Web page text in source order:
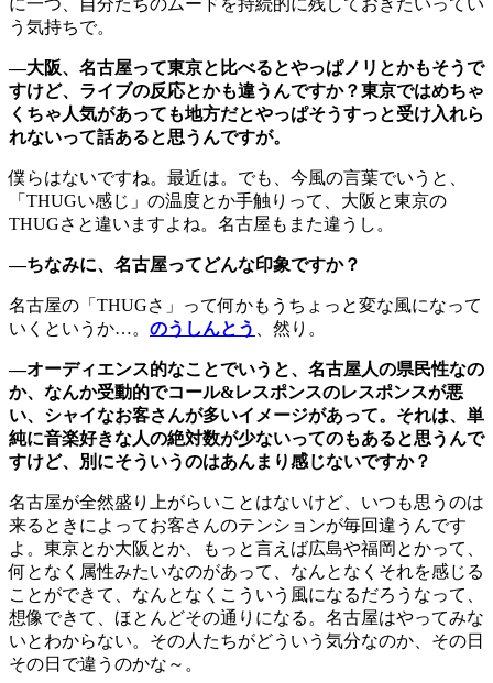
に一つ、自分たちのムードを持続的に残しておきたいってい
う気持ちで。
―大阪、名古屋って東京と比べるとやっぱノリとかもそうで
すけど、ライブの反応とかも違うんですか？東京ではめちゃ
くちゃ人気があっても地方だとやっぱそうすっと受け入れら
れないって話あると思うんですが。
僕らはないですね。最近は。でも、今風の言葉でいうと、
「THUGい感じ」の温度とか手触りって、大阪と東京の
THUGさと違いますよね。名古屋もまた違うし。
―ちなみに、名古屋ってどんな印象ですか？
名古屋の「THUGさ」って何かもうちょっと変な風になって
いくというか…。 のうしんとう 、然り。
―オーディエンス的なことでいうと、名古屋人の県民性なの
か、なんか受動的でコール&レスポンスのレスポンスが悪
い、シャイなお客さんが多いイメージがあって。それは、単
純に音楽好きな人の絶対数が少ないってのもあると思うんで
すけど、別にそういうのはあんまり感じないですか？
名古屋が全然盛り上がらいことはないけど、いつも思うのは
来るときによってお客さんのテンションが毎回違うんです
よ。東京とか大阪とか、もっと言えば広島や福岡とかって、
何となく属性みたいなのがあって、なんとなくそれを感じる
ことができて、なんとなくこういう風になるだろうなって、
想像できて、ほとんどその通りになる。名古屋はやってみな
いとわからない。その人たちがどういう気分なのか、その日
その日で違うのかな～。